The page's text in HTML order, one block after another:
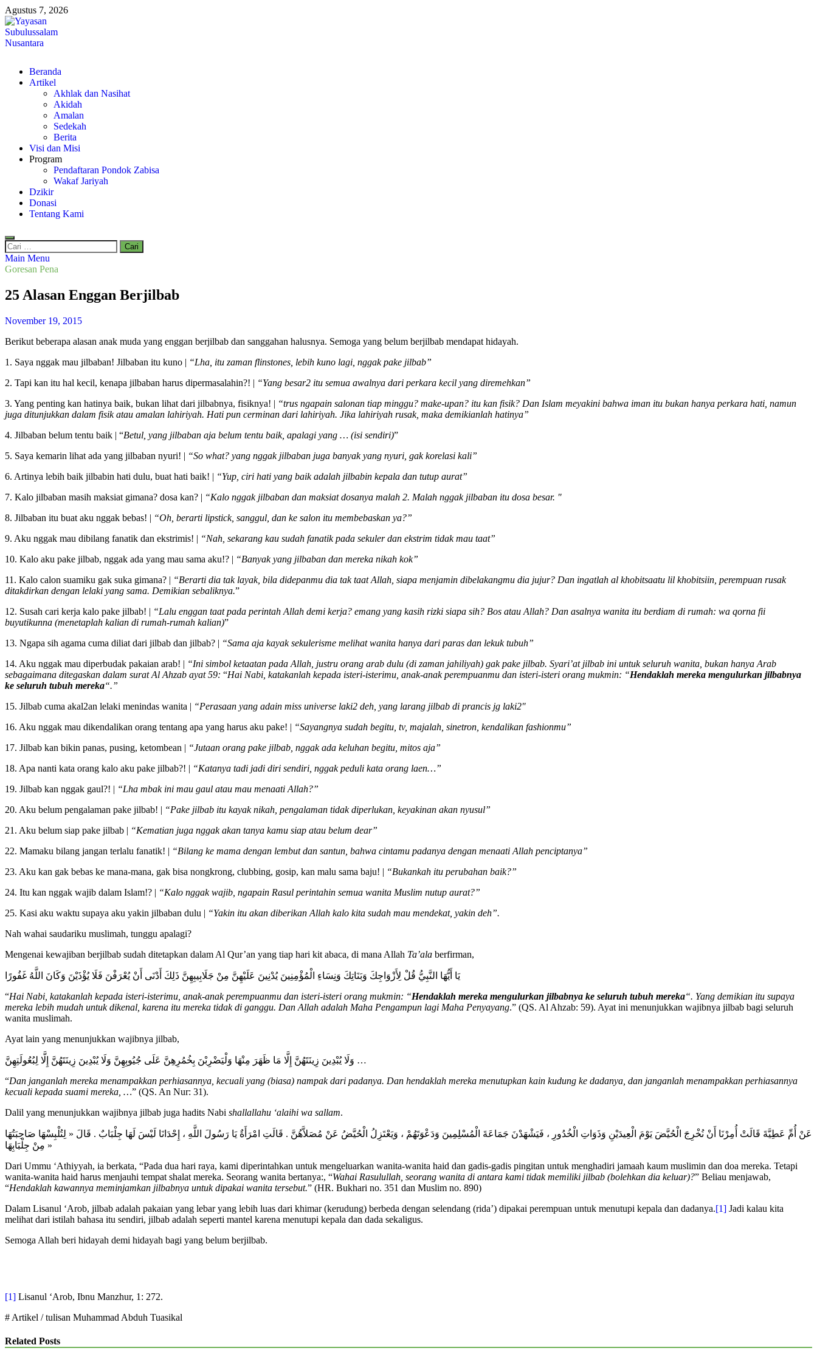
Skip
to
content
Agustus 7, 2026
Yayasan Subulussalam Nusantara
Yayasan Subulussalam Nusantara – Rumah Tahfidz Zabisa (Zaid bin Tsabit) Temanggung – Tebar Manfaat untuk Ummat
Beranda
Artikel
Akhlak dan Nasihat
Akidah
Amalan
Sedekah
Berita
Visi dan Misi
Program
Pendaftaran Pondok Zabisa
Wakaf Jariyah
Dzikir
Donasi
Tentang Kami
Cari
untuk:
Main Menu
Goresan Pena
25 Alasan Enggan Berjilbab
November 19, 2015
Berikut beberapa alasan anak muda yang enggan berjilbab dan sanggahan halusnya. Semoga yang belum berjilbab mendapat hidayah.
1. Saya nggak mau jilbaban! Jilbaban itu kuno | “Lha, itu zaman flinstones, lebih kuno lagi, nggak pake jilbab”
2. Tapi kan itu hal kecil, kenapa jilbaban harus dipermasalahin?! | “Yang besar2 itu semua awalnya dari perkara kecil yang diremehkan”
3. Yang penting kan hatinya baik, bukan lihat dari jilbabnya, fisiknya! | “trus ngapain salonan tiap minggu? make-upan? itu kan fisik? Dan Islam meyakini bahwa iman itu bukan hanya perkara hati, namun
juga ditunjukkan dalam fisik atau amalan lahiriyah. Hati pun cerminan dari lahiriyah. Jika lahiriyah rusak, maka demikianlah hatinya”
4. Jilbaban belum tentu baik | “Betul, yang jilbaban aja belum tentu baik, apalagi yang … (isi sendiri)”
5. Saya kemarin lihat ada yang jilbaban nyuri! | “So what? yang nggak jilbaban juga banyak yang nyuri, gak korelasi kali”
6. Artinya lebih baik jilbabin hati dulu, buat hati baik! | “Yup, ciri hati yang baik adalah jilbabin kepala dan tutup aurat”
7. Kalo jilbaban masih maksiat gimana? dosa kan? | “Kalo nggak jilbaban dan maksiat dosanya malah 2. Malah nggak jilbaban itu dosa besar. ″
8. Jilbaban itu buat aku nggak bebas! | “Oh, berarti lipstick, sanggul, dan ke salon itu membebaskan ya?”
9. Aku nggak mau dibilang fanatik dan ekstrimis! | “Nah, sekarang kau sudah fanatik pada sekuler dan ekstrim tidak mau taat”
10. Kalo aku pake jilbab, nggak ada yang mau sama aku!? | “Banyak yang jilbaban dan mereka nikah kok”
11. Kalo calon suamiku gak suka gimana? | “Berarti dia tak layak, bila didepanmu dia tak taat Allah, siapa menjamin dibelakangmu dia jujur? Dan ingatlah al khobitsaatu lil khobitsiin, perempuan rusak
ditakdirkan dengan lelaki yang sama. Demikian sebaliknya.”
12. Susah cari kerja kalo pake jilbab! | “Lalu enggan taat pada perintah Allah demi kerja? emang yang kasih rizki siapa sih? Bos atau Allah? Dan asalnya wanita itu berdiam di rumah: wa qorna fii
buyutikunna (menetaplah kalian di rumah-rumah kalian)”
13. Ngapa sih agama cuma diliat dari jilbab dan jilbab? | “Sama aja kayak sekulerisme melihat wanita hanya dari paras dan lekuk tubuh”
14. Aku nggak mau diperbudak pakaian arab! | “Ini simbol ketaatan pada Allah, justru orang arab dulu (di zaman jahiliyah) gak pake jilbab. Syari’at jilbab ini untuk seluruh wanita, bukan hanya Arab
sebagaimana ditegaskan dalam surat Al Ahzab ayat 59: “Hai Nabi, katakanlah kepada isteri-isterimu, anak-anak perempuanmu dan isteri-isteri orang mukmin: “Hendaklah mereka mengulurkan jilbabnya
ke seluruh tubuh mereka“.”
15. Jilbab cuma akal2an lelaki menindas wanita | “Perasaan yang adain miss universe laki2 deh, yang larang jilbab di prancis jg laki2″
16. Aku nggak mau dikendalikan orang tentang apa yang harus aku pake! | “Sayangnya sudah begitu, tv, majalah, sinetron, kendalikan fashionmu”
17. Jilbab kan bikin panas, pusing, ketombean | “Jutaan orang pake jilbab, nggak ada keluhan begitu, mitos aja”
18. Apa nanti kata orang kalo aku pake jilbab?! | “Katanya tadi jadi diri sendiri, nggak peduli kata orang laen…”
19. Jilbab kan nggak gaul?! | “Lha mbak ini mau gaul atau mau menaati Allah?”
20. Aku belum pengalaman pake jilbab! | “Pake jilbab itu kayak nikah, pengalaman tidak diperlukan, keyakinan akan nyusul”
21. Aku belum siap pake jilbab | “Kematian juga nggak akan tanya kamu siap atau belum dear”
22. Mamaku bilang jangan terlalu fanatik! | “Bilang ke mama dengan lembut dan santun, bahwa cintamu padanya dengan menaati Allah penciptanya”
23. Aku kan gak bebas ke mana-mana, gak bisa nongkrong, clubbing, gosip, kan malu sama baju! | “Bukankah itu perubahan baik?”
24. Itu kan nggak wajib dalam Islam!? | “Kalo nggak wajib, ngapain Rasul perintahin semua wanita Muslim nutup aurat?”
25. Kasi aku waktu supaya aku yakin jilbaban dulu | “Yakin itu akan diberikan Allah kalo kita sudah mau mendekat, yakin deh”.
Nah wahai saudariku muslimah, tunggu apalagi?
Mengenai kewajiban berjilbab sudah ditetapkan dalam Al Qur’an yang tiap hari kit abaca, di mana Allah Ta’ala berfirman,
يَا أَيُّهَا النَّبِيُّ قُلْ لِأَزْوَاجِكَ وَبَنَاتِكَ وَنِسَاءِ الْمُؤْمِنِينَ يُدْنِينَ عَلَيْهِنَّ مِنْ جَلَابِيبِهِنَّ ذَلِكَ أَدْنَى أَنْ يُعْرَفْنَ فَلَا يُؤْذَيْنَ وَكَانَ اللَّهُ غَفُورًا
“Hai Nabi, katakanlah kepada isteri-isterimu, anak-anak perempuanmu dan isteri-isteri orang mukmin: “Hendaklah mereka mengulurkan jilbabnya ke seluruh tubuh mereka“. Yang demikian itu supaya
mereka lebih mudah untuk dikenal, karena itu mereka tidak di ganggu. Dan Allah adalah Maha Pengampun lagi Maha Penyayang.” (QS. Al Ahzab: 59). Ayat ini menunjukkan wajibnya jilbab bagi seluruh
wanita muslimah.
Ayat lain yang menunjukkan wajibnya jilbab,
وَلَا يُبْدِينَ زِينَتَهُنَّ إِلَّا مَا ظَهَرَ مِنْهَا وَلْيَضْرِبْنَ بِخُمُرِهِنَّ عَلَى جُيُوبِهِنَّ وَلَا يُبْدِينَ زِينَتَهُنَّ إِلَّا لِبُعُولَتِهِنَّ …
“Dan janganlah mereka menampakkan perhiasannya, kecuali yang (biasa) nampak dari padanya. Dan hendaklah mereka menutupkan kain kudung ke dadanya, dan janganlah menampakkan perhiasannya
kecuali kepada suami mereka, …” (QS. An Nur: 31).
Dalil yang menunjukkan wajibnya jilbab juga hadits Nabi shallallahu ‘alaihi wa sallam.
عَنْ أُمِّ عَطِيَّةَ قَالَتْ أُمِرْنَا أَنْ نُخْرِجَ الْحُيَّضَ يَوْمَ الْعِيدَيْنِ وَذَوَاتِ الْخُدُورِ ، فَيَشْهَدْنَ جَمَاعَةَ الْمُسْلِمِينَ وَدَعْوَتَهُمْ ، وَيَعْتَزِلُ الْحُيَّضُ عَنْ مُصَلاَّهُنَّ . قَالَتِ امْرَأَةٌ يَا رَسُولَ اللَّهِ ، إِحْدَانَا لَيْسَ لَهَا جِلْبَابٌ . قَالَ « لِتُلْبِسْهَا صَاحِبَتُهَا
مِنْ جِلْبَابِهَا »
Dari Ummu ‘Athiyyah, ia berkata, “Pada dua hari raya, kami diperintahkan untuk mengeluarkan wanita-wanita haid dan gadis-gadis pingitan untuk menghadiri jamaah kaum muslimin dan doa mereka. Tetapi
wanita-wanita haid harus menjauhi tempat shalat mereka. Seorang wanita bertanya:, “Wahai Rasulullah, seorang wanita di antara kami tidak memiliki jilbab (bolehkan dia keluar)?” Beliau menjawab,
“Hendaklah kawannya meminjamkan jilbabnya untuk dipakai wanita tersebut.” (HR. Bukhari no. 351 dan Muslim no. 890)
Dalam Lisanul ‘Arob, jilbab adalah pakaian yang lebar yang lebih luas dari khimar (kerudung) berbeda dengan selendang (rida’) dipakai perempuan untuk menutupi kepala dan dadanya.[1] Jadi kalau kita
melihat dari istilah bahasa itu sendiri, jilbab adalah seperti mantel karena menutupi kepala dan dada sekaligus.
Semoga Allah beri hidayah demi hidayah bagi yang belum berjilbab.
[1] Lisanul ‘Arob, Ibnu Manzhur, 1: 272.
# Artikel / tulisan Muhammad Abduh Tuasikal
Related Posts